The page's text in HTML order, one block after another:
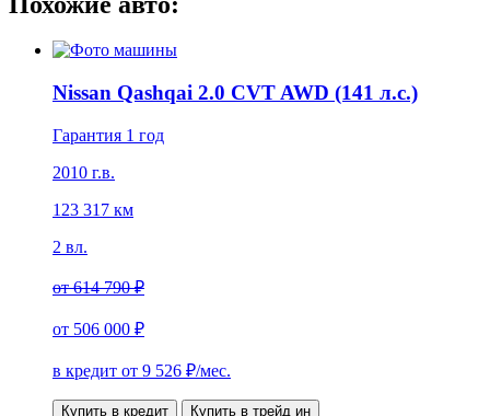
Nissan Qashqai 2.0 CVT AWD (141 л.с.)
Гарантия 1 год
2010 г.в.
123 317 км
2 вл.
от614 790 ₽
от 506 000 ₽
в кредит от 9 526 ₽/мес.
Купить в кредит Купить в трейд ин